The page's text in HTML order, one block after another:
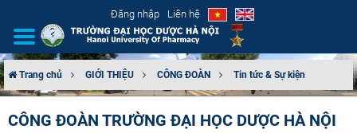
Đăng nhập Liên hệ
Trang chủ GIỚI THIỆU CÔNG ĐOÀN Tin tức & Sự kiện
CÔNG ĐOÀN TRƯỜNG ĐẠI HỌC DƯỢC HÀ NỘI